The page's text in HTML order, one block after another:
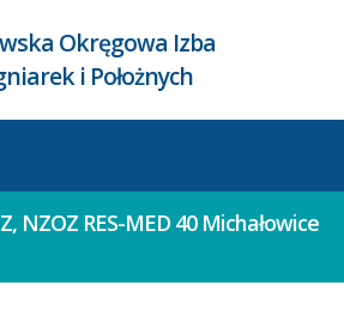
Okręgowa Izba
i Położnych
NZOZ RES-MED 40 Michałowice